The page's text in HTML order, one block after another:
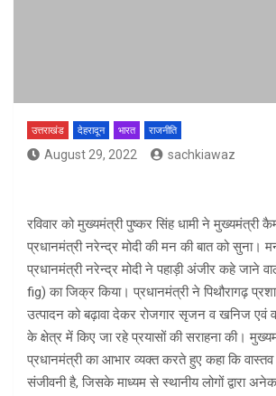
उत्तराखंड देहरादून भारत राजनीति
August 29, 2022 sachkiawaz
रविवार को मुख्यमंत्री पुष्कर सिंह धामी ने मुख्यमंत्री
प्रधानमंत्री नरेन्द्र मोदी की मन की बात को सुना।
प्रधानमंत्री नरेन्द्र मोदी ने पहाड़ी अंजीर कहे जाने
fig) का जिक्र किया। प्रधानमंत्री ने पिथौरागढ़
उत्पादन को बढ़ावा देकर रोजगार सृजन व खनिज एवं
के क्षेत्र में किए जा रहे प्रयासों की सराहना की।
प्रधानमंत्री का आभार व्यक्त करते हुए कहा कि
संजीवनी है, जिसके माध्यम से स्थानीय लोगों द्वारा